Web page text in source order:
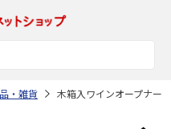
・雑貨 木箱入ワインオープナー